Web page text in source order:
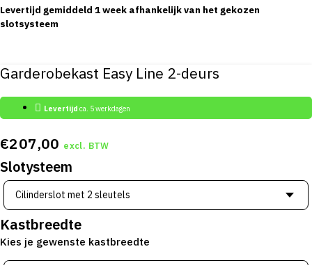
Levertijd gemiddeld 1 week afhankelijk van het gekozen
slotsysteem
Garderobekast Easy Line 2-deurs
Levertijd ca. 5 werkdagen
€207,00 excl. BTW
Slotysteem
Kastbreedte
Kies je gewenste kastbreedte